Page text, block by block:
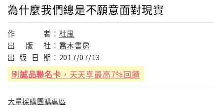
為什麼我們總是不願意面對現實
作 者： 杜風
出
版 社： 喬木書房
出 版 日 期： 2017/07/13
刷誠品聯名卡 ，天天享最高7%回饋
大量採購團購專區